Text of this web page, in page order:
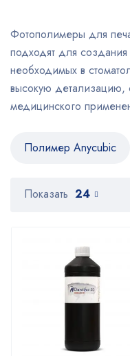
Фотополимеры для
подходят для
необходимых в
высокую детализацию,
медицинского
Полимер Anycubic
Показать 24